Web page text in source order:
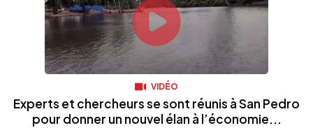
VIDÉO
Experts et chercheurs se sont réunis à San Pedro
pour donner un nouvel élan à l’économie...